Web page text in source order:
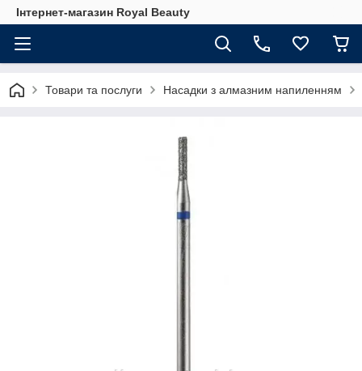
Інтернет-магазин Royal Beauty
Товари та послуги Насадки з алмазним напиленням